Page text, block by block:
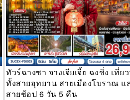
ทัวร์ฉางซา จางเจียเจี้ย ฉงชิ่ง เที่ย
ทั้งสายอุทยาน สายเมืองโบราณ แ
สายช้อป 6 วัน 5 คืน